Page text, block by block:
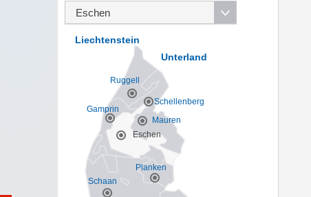
Planken
Schaan
Eschen
Gamprin
Mauren
Ruggell
Schellenberg
Unterland
Liechtenstein